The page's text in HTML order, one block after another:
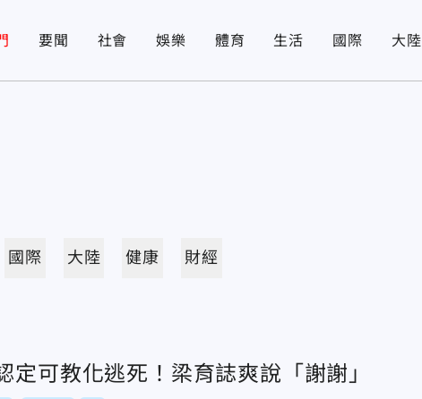
要聞 社會 娛樂 體育 生活 國際 大陸
國際 大陸 健康 財經
定可教化逃死！梁育誌爽說「謝謝」